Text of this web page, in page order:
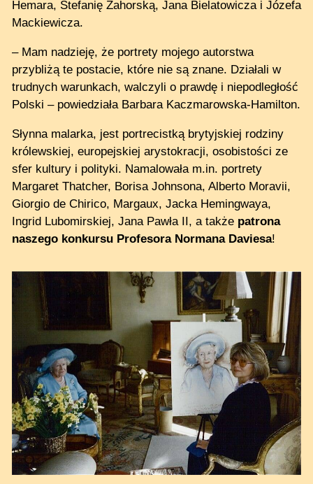
Hemara, Stefanię Zahorską, Jana Bielatowicza i Józefa
Mackiewicza.
– Mam nadzieję, że portrety mojego autorstwa
przybliżą te postacie, które nie są znane. Działali w
trudnych warunkach, walczyli o prawdę i niepodległość
Polski – powiedziała Barbara Kaczmarowska-Hamilton.
Słynna malarka, jest portrecistką brytyjskiej rodziny
królewskiej, europejskiej arystokracji, osobistości ze
sfer kultury i polityki. Namalowała m.in. portrety
Margaret Thatcher, Borisa Johnsona, Alberto Moravii,
Giorgio de Chirico, Margaux, Jacka Hemingwaya,
Ingrid Lubomirskiej, Jana Pawła II, a także patrona
naszego konkursu Profesora Normana Daviesa!